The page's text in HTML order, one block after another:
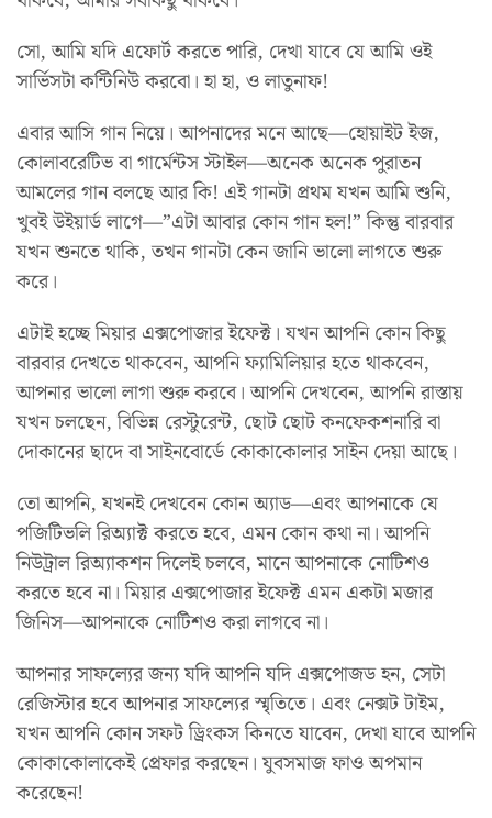
সো, আমি যদি এফোর্ট করতে পারি, দেখা যাবে যে আমি ওই
সার্ভিসটা কন্টিনিউ করবো। হা হা, ও লাতুনাফ!
এবার আসি গান নিয়ে। আপনাদের মনে আছে—হোয়াইট ইজ,
কোলাবরেটিভ বা গার্মেন্টস স্টাইল—অনেক অনেক পুরাতন
আমলের গান বলছে আর কি! এই গানটা প্রথম যখন আমি শুনি,
খুবই উইয়ার্ড লাগে—”এটা আবার কোন গান হল!” কিন্তু বারবার
যখন শুনতে থাকি, তখন গানটা কেন জানি ভালো লাগতে শুরু
করে।
এটাই হচ্ছে মিয়ার এক্সপোজার ইফেক্ট। যখন আপনি কোন কিছু
বারবার দেখতে থাকবেন, আপনি ফ্যামিলিয়ার হতে থাকবেন,
আপনার ভালো লাগা শুরু করবে। আপনি দেখবেন, আপনি রাস্তায়
যখন চলছেন, বিভিন্ন রেস্টুরেন্ট, ছোট ছোট কনফেকশনারি বা
দোকানের ছাদে বা সাইনবোর্ডে কোকাকোলার সাইন দেয়া আছে।
তো আপনি, যখনই দেখবেন কোন অ্যাড—এবং আপনাকে যে
পজিটিভলি রিঅ্যাক্ট করতে হবে, এমন কোন কথা না। আপনি
নিউট্রাল রিঅ্যাকশন দিলেই চলবে, মানে আপনাকে নোটিশও
করতে হবে না। মিয়ার এক্সপোজার ইফেক্ট এমন একটা মজার
জিনিস—আপনাকে নোটিশও করা লাগবে না।
আপনার সাফল্যের জন্য যদি আপনি যদি এক্সপোজড হন, সেটা
রেজিস্টার হবে আপনার সাফল্যের স্মৃতিতে। এবং নেক্সট টাইম,
যখন আপনি কোন সফট ড্রিংকস কিনতে যাবেন, দেখা যাবে আপনি
কোকাকোলাকেই প্রেফার করছেন। যুবসমাজ ফাও অপমান
করেছেন!